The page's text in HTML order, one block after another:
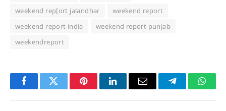
weekend rep[ort jalandhar
weekend report
weekend report india
weekend report punjab
weekendreport
FacebookTwitter PinterestLinkedInEmail Telegram